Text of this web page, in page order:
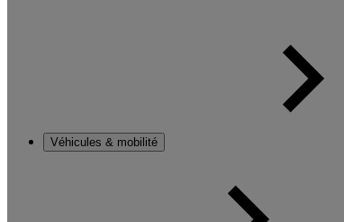
Véhicules & mobilité